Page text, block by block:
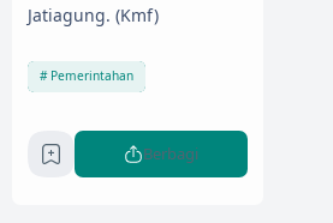
Jatiagung. (Kmf)
Pemerintahan
Berbagi